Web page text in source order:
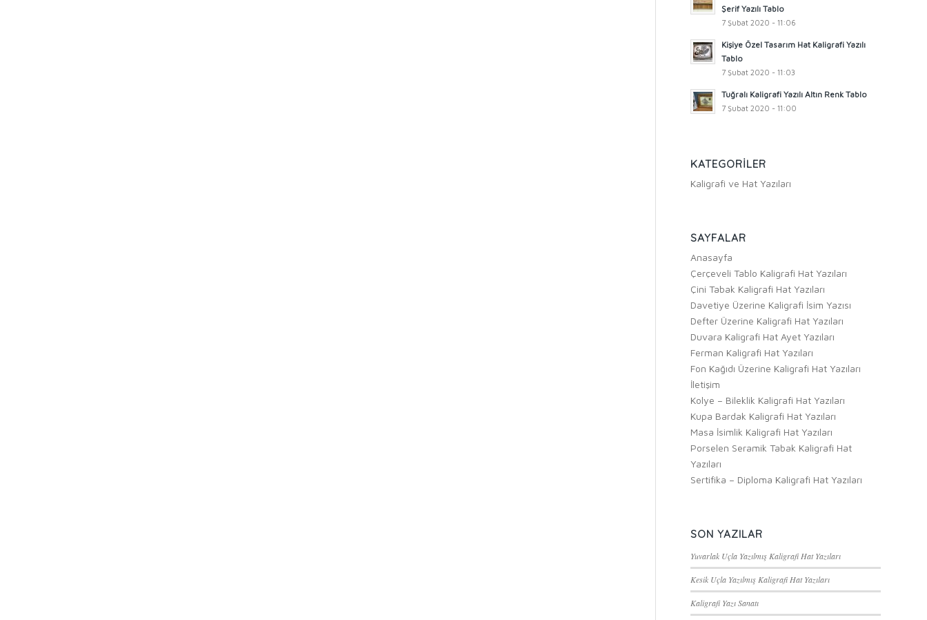
Şerif Yazılı Tablo
7 Şubat 2020 - 11:06
Kişiye Özel Tasarım Hat Kaligrafi Yazılı
Tablo
7 Şubat 2020 - 11:03
Tuğralı Kaligrafi Yazılı Altın Renk Tablo
7 Şubat 2020 - 11:00
KATEGORILER
Kaligrafi ve Hat Yazıları
SAYFALAR
Anasayfa
Çerçeveli Tablo Kaligrafi Hat Yazıları
Çini Tabak Kaligrafi Hat Yazıları
Davetiye Üzerine Kaligrafi İsim Yazısı
Defter Üzerine Kaligrafi Hat Yazıları
Duvara Kaligrafi Hat Ayet Yazıları
Ferman Kaligrafi Hat Yazıları
Fon Kağıdı Üzerine Kaligrafi Hat Yazıları
İletişim
Kolye – Bileklik Kaligrafi Hat Yazıları
Kupa Bardak Kaligrafi Hat Yazıları
Masa İsimlik Kaligrafi Hat Yazıları
Porselen Seramik Tabak Kaligrafi Hat
Yazıları
Sertifika – Diploma Kaligrafi Hat Yazıları
SON YAZILAR
Yuvarlak Uçla Yazılmış Kaligrafi Hat Yazıları
Kesik Uçla Yazılmış Kaligrafi Hat Yazıları
Kaligrafi Yazı Sanatı